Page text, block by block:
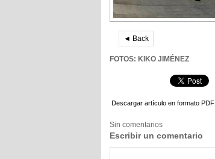
◄ Back
FOTOS: KIKO JIMÉNEZ
Descargar artículo en formato PDF
Sin comentarios
Escribir un comentario